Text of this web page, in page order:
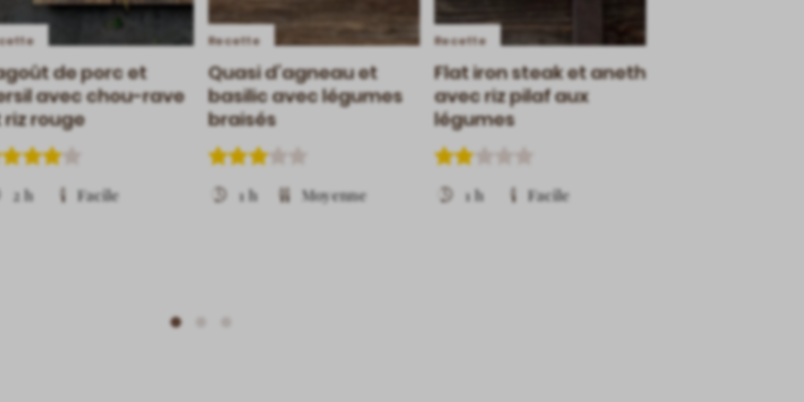
de porc et
avec chou-rave
riz rouge
2 h Facile
Recette
Quasi d’agneau et
basilic avec légumes
braisés
1 h Moyenne
Recette
Flat iron steak et aneth
avec riz pilaf aux
légumes
1 h Facile